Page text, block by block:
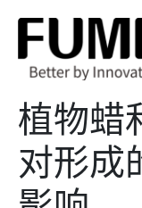
植物蜡
对形成